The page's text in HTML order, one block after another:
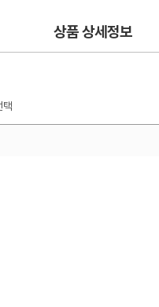
상품 상세정보
택